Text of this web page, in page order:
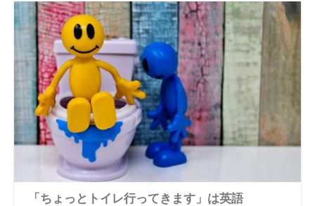
「ちょっとトイレ行ってきます」は英語